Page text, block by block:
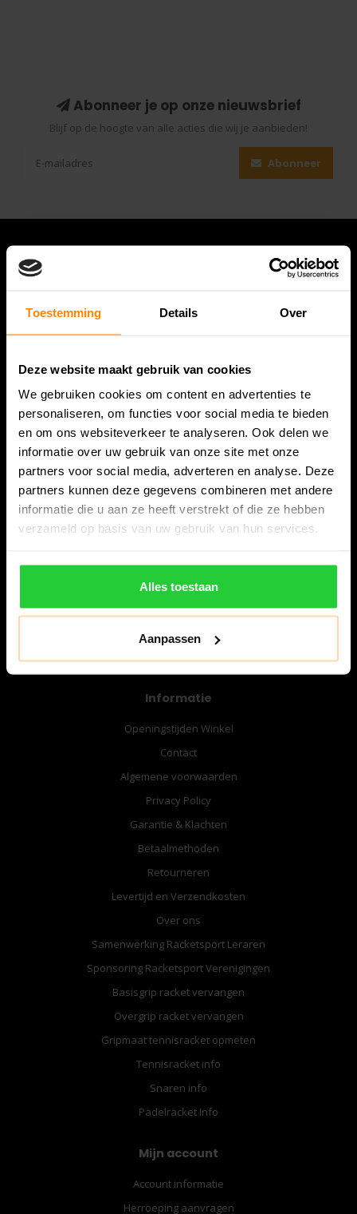
Toestemming Details Over
Deze website maakt gebruik van cookies
We gebruiken cookies om content en advertenties te
personaliseren, om functies voor social media te bieden
en om ons websiteverkeer te analyseren. Ook delen we
informatie over uw gebruik van onze site met onze
partners voor social media, adverteren en analyse. Deze
partners kunnen deze gegevens combineren met andere
informatie die u aan ze heeft verstrekt of die ze hebben
verzameld op basis van uw gebruik van hun services.
Alles toestaan
Aanpassen
Abonneer je op onze nieuwsbrief
Blijf op de hoogte van alle acties die wij je aanbieden!
Abonneer
Bespanracket.nl is dé racketspecialist van Lelystad en
omstreken.
Snijdersstraat 6
8224 AA Lelystad
Nederland
06-57276080
info@bespanracket.nl
Informatie
Openingstijden Winkel
Contact
Algemene voorwaarden
Privacy Policy
Garantie & Klachten
Betaalmethoden
Retourneren
Levertijd en Verzendkosten
Over ons
Samenwerking Racketsport Leraren
Sponsoring Racketsport Verenigingen
Basisgrip racket vervangen
Overgrip racket vervangen
Gripmaat tennisracket opmeten
Tennisracket info
Snaren info
Padelracket Info
Mijn account
Account informatie
Herroeping aanvragen